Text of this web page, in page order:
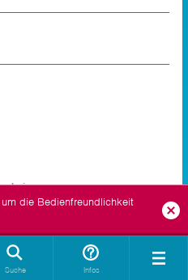
die Bedienfreundlichkeit
Suche Infos